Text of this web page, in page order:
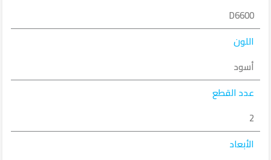
D6600
اللون
أسود
عدد القطع
2
الأبعاد